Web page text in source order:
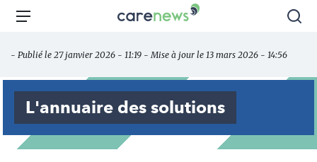
Aller
principal
Carenews,
des
acteurs
l'engagement
Menu
- Publié le 27 janvier 2026 - 11:19 - Mise à jour le 13 mars 2026 - 14:56
L'annuaire des solutions